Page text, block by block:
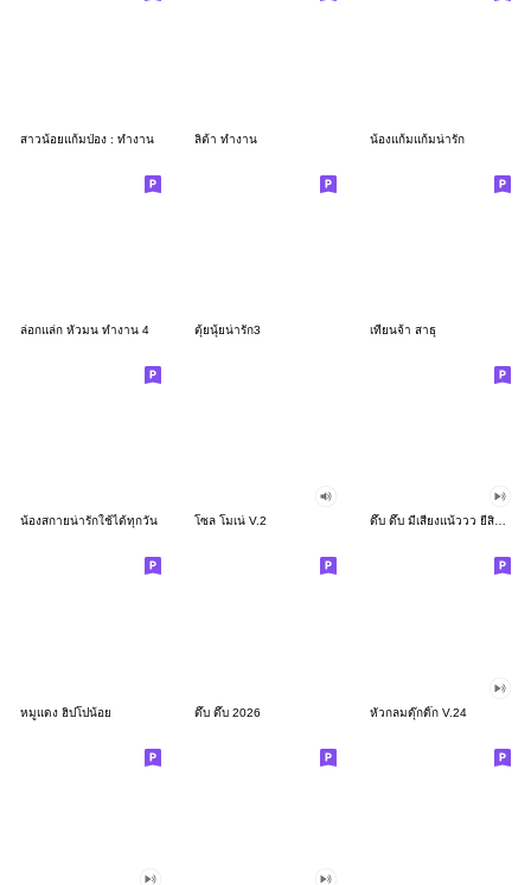
สาวน้อยแก้มป่อง : ทำงาน ลิต้า ทำงาน น้องแก้มแก้มน่ารัก
ล่อกแล่ก หัวมน ทำงาน 4 ตุ้ยนุ้ยน่ารัก3 เทียนจ้า สาธุ
น้องสกายน่ารักใช้ได้ทุกวัน โซล โมเน่ V.2 ดึ๊บ ดึ๊บ มีเสียงแน้ววว ยี่สิบสอง
หมูแดง ฮิปโปน้อย ดึ๊บ ดึ๊บ 2026 หัวกลมดุ๊กดิ๊ก V.24